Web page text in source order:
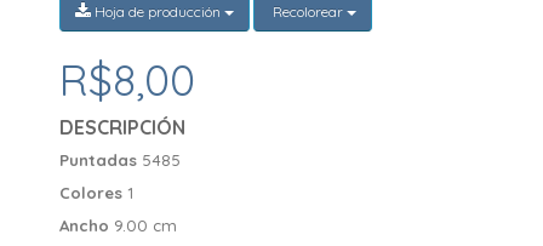
Hoja de producción Recolorear
R$8,00
DESCRIPCIÓN
Puntadas 5485
Colores 1
Ancho 9.00 cm